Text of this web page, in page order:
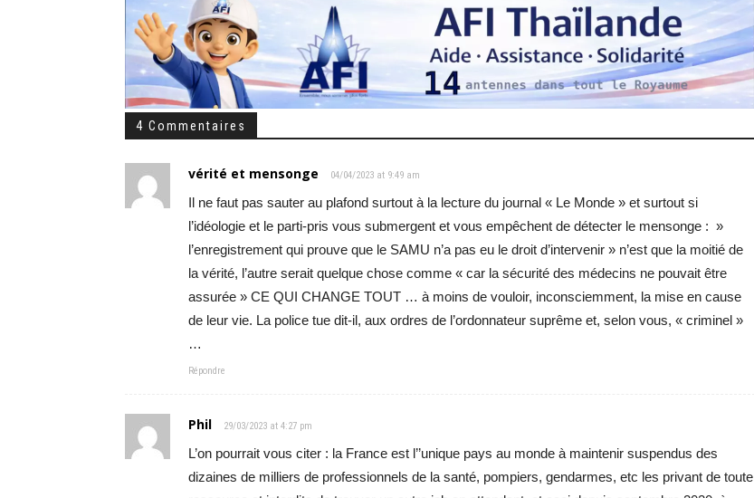
4 Commentaires
vérité et mensonge 04/04/2023 at 9:49 am
Il ne faut pas sauter au plafond surtout à la lecture du journal « Le Monde » et surtout si
l’idéologie et le parti-pris vous submergent et vous empêchent de détecter le mensonge : »
l’enregistrement qui prouve que le SAMU n’a pas eu le droit d’intervenir » n’est que la moitié de
la vérité, l’autre serait quelque chose comme « car la sécurité des médecins ne pouvait être
assurée » CE QUI CHANGE TOUT … à moins de vouloir, inconsciemment, la mise en cause
de leur vie. La police tue dit-il, aux ordres de l’ordonnateur suprême et, selon vous, « criminel »
…
Répondre
Phil 29/03/2023 at 4:27 pm
L’on pourrait vous citer : la France est l’’unique pays au monde à maintenir suspendus des
dizaines de milliers de professionnels de la santé, pompiers, gendarmes, etc les privant de toute